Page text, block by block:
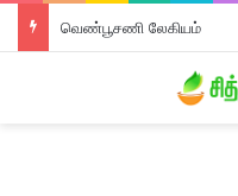
வெண்பூசணி லேகியம்